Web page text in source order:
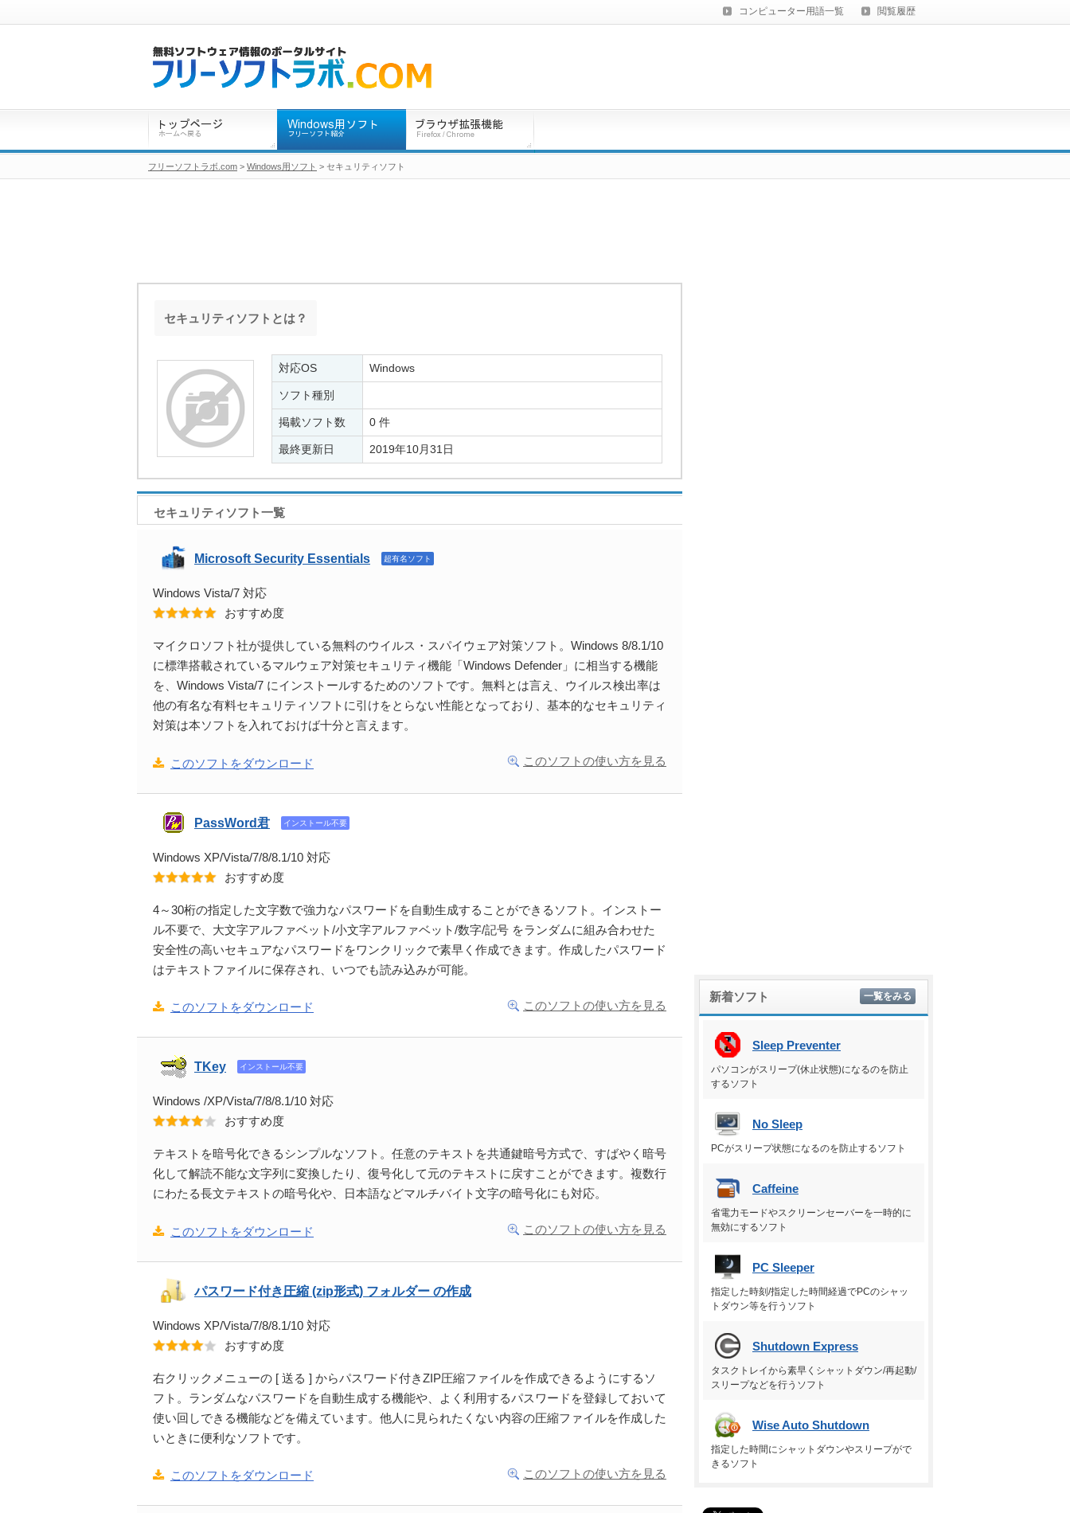
セキュリティソフトとは？
対応OS Windows
ソフト種別
掲載ソフト数 0 件
最終更新日 2019年10月31日
セキュリティソフト一覧
Microsoft Security Essentials 超有名ソフト
Windows Vista/7 対応
おすすめ度
マイクロソフト社が提供している無料のウイルス・スパイウェア対策ソフト。Windows 8/8.1/10
に標準搭載されているマルウェア対策セキュリティ機能「Windows Defender」に相当する機能
を、Windows Vista/7 にインストールするためのソフトです。無料とは言え、ウイルス検出率は
他の有名な有料セキュリティソフトに引けをとらない性能となっており、基本的なセキュリティ
対策は本ソフトを入れておけば十分と言えます。
このソフトの使い方を見る
このソフトをダウンロード
PassWord君 インストール不要
Windows XP/Vista/7/8/8.1/10 対応
おすすめ度
4～30桁の指定した文字数で強力なパスワードを自動生成することができるソフト。インストー
ル不要で、大文字アルファベット/小文字アルファベット/数字/記号 をランダムに組み合わせた
安全性の高いセキュアなパスワードをワンクリックで素早く作成できます。作成したパスワード
はテキストファイルに保存され、いつでも読み込みが可能。
このソフトの使い方を見る
このソフトをダウンロード
TKey インストール不要
Windows /XP/Vista/7/8/8.1/10 対応
おすすめ度
テキストを暗号化できるシンプルなソフト。任意のテキストを共通鍵暗号方式で、すばやく暗号
化して解読不能な文字列に変換したり、復号化して元のテキストに戻すことができます。複数行
にわたる長文テキストの暗号化や、日本語などマルチバイト文字の暗号化にも対応。
このソフトの使い方を見る
このソフトをダウンロード
パスワード付き圧縮 (zip形式) フォルダー の作成
Windows XP/Vista/7/8/8.1/10 対応
おすすめ度
右クリックメニューの [ 送る ] からパスワード付きZIP圧縮ファイルを作成できるようにするソ
フト。ランダムなパスワードを自動生成する機能や、よく利用するパスワードを登録しておいて
使い回しできる機能などを備えています。他人に見られたくない内容の圧縮ファイルを作成した
いときに便利なソフトです。
このソフトの使い方を見る
このソフトをダウンロード
新着ソフト 一覧をみる
Sleep Preventer
パソコンがスリープ(休止状態)になるのを防止
するソフト
No Sleep
PCがスリープ状態になるのを防止するソフト
Caffeine
省電力モードやスクリーンセーバーを一時的に
無効にするソフト
PC Sleeper
指定した時刻/指定した時間経過でPCのシャッ
トダウン等を行うソフト
Shutdown Express
タスクトレイから素早くシャットダウン/再起動/
スリープなどを行うソフト
Wise Auto Shutdown
指定した時間にシャットダウンやスリープがで
きるソフト
コンピューター用語一覧 閲覧履歴
フリーソフトラボ.com > Windows用ソフト > セキュリティソフト